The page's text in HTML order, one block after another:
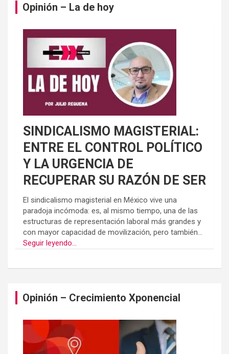
Opinión – La de hoy
SINDICALISMO MAGISTERIAL:
ENTRE EL CONTROL POLÍTICO
Y LA URGENCIA DE
RECUPERAR SU RAZÓN DE SER
El sindicalismo magisterial en México vive una
paradoja incómoda: es, al mismo tiempo, una de las
estructuras de representación laboral más grandes y
con mayor capacidad de movilización, pero también...
Seguir leyendo...
Opinión – Crecimiento Xponencial